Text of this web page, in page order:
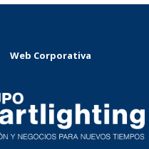
Web Corporativa